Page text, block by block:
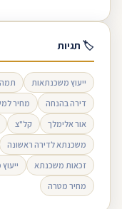
🏷 תגיות
ייעוץ משכנתאות
דירה בהנחה
מחיר
אור אלימלך
קל"צ
משכנתא לדירה ראשונה
זכאות משכנתא
מחיר מטרה